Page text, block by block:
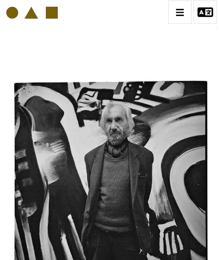
PHILIPP HUGUES BONAN
BIOGRAPHIE
CATALOGUE DES OEUVRES
VOL. 1: PORTRAITS D'ARTISTES
VOL. 2: COLLAGES
VOL. 3 : ATELIERS D'ARTISTES
CONTACT